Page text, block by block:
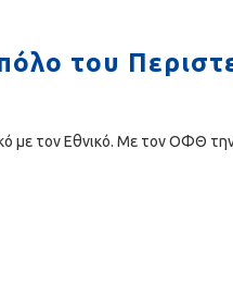
του
με τον Εθνικό. Με τον ΟΦΘ